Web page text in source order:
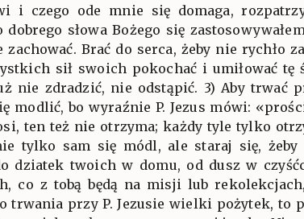
i czego ode mnie się domaga,
dobrego słowa Bożego się
Brać do serca, żeby nie rychło
sił swoich pokochać i umiłować
nie zdradzić, nie odstąpić. 3) Aby trwać
modlić, bo wyraźnie P. Jezus mówi:
ten też nie otrzyma; każdy tyle tylko
tylko sam się módl, ale staraj się,
dziatek twoich w domu, od dusz w
co z tobą będą na misji lub
trwania przy P. Jezusie wielki pożytek, to